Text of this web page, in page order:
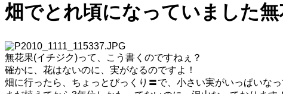
畑でとれ頃になっていました無
無花果(イチジク)って、こう書くのですねぇ？
確かに、花はないのに、実がなるのですよ！
畑に行ったら、ちょっとびっくり〓で、小さい実がいっぱいな